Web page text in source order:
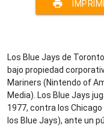
print
Los Blue Jays de
bajo propiedad
Mariners (Nintendo of
Media). Los Blue Jays
1977, contra los
los Blue Jays), ante un